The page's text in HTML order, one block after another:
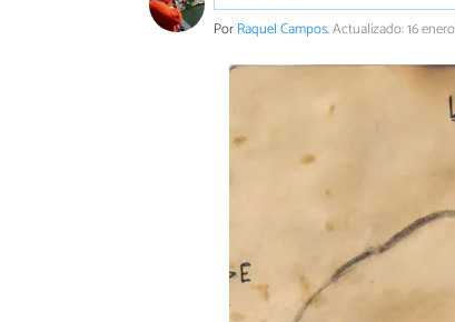
PorRaquel Campos.Actualizado: 16